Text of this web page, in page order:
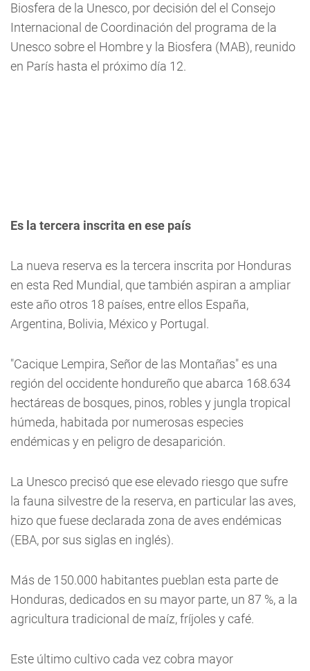
Biosfera de la Unesco, por decisión del el Consejo
Internacional de Coordinación del programa de la
Unesco sobre el Hombre y la Biosfera (MAB), reunido
en París hasta el próximo día 12.
Es la tercera inscrita en ese país
La nueva reserva es la tercera inscrita por Honduras
en esta Red Mundial, que también aspiran a ampliar
este año otros 18 países, entre ellos España,
Argentina, Bolivia, México y Portugal.
"Cacique Lempira, Señor de las Montañas" es una
región del occidente hondureño que abarca 168.634
hectáreas de bosques, pinos, robles y jungla tropical
húmeda, habitada por numerosas especies
endémicas y en peligro de desaparición.
La Unesco precisó que ese elevado riesgo que sufre
la fauna silvestre de la reserva, en particular las aves,
hizo que fuese declarada zona de aves endémicas
(EBA, por sus siglas en inglés).
Más de 150.000 habitantes pueblan esta parte de
Honduras, dedicados en su mayor parte, un 87 %, a la
agricultura tradicional de maíz, fríjoles y café.
Este último cultivo cada vez cobra mayor